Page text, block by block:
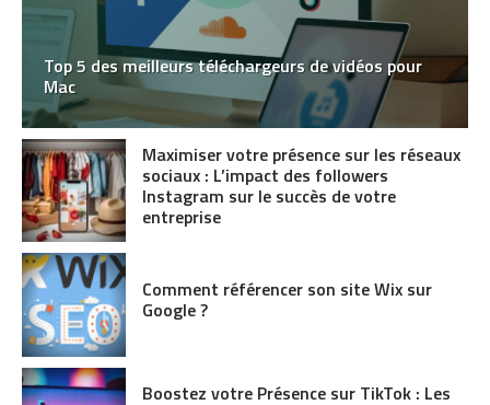
Top 5 des meilleurs téléchargeurs de vidéos pour
Mac
Maximiser votre présence sur les réseaux
sociaux : L’impact des followers
Instagram sur le succès de votre
entreprise
Comment référencer son site Wix sur
Google ?
Boostez votre Présence sur TikTok : Les